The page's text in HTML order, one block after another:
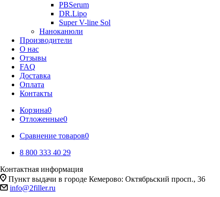
PBSerum
DR.Lipo
Super V-line Sol
Наноканюли
Производители
О нас
Отзывы
FAQ
Доставка
Оплата
Контакты
Корзина0
Отложенные0
Сравнение товаров0
8 800 333 40 29
Контактная информация
Пункт выдачи в городе Кемерово: Октябрьский просп., 36
info@2filler.ru